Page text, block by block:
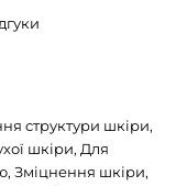
структури шкіри,
шкіри, Для
Зміцнення шкіри,